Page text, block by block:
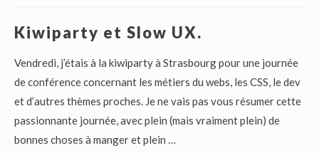
Kiwiparty et Slow UX.
Vendredi, j’étais à la kiwiparty à Strasbourg pour une journée
de conférence concernant les métiers du webs, les CSS, le dev
et d’autres thèmes proches. Je ne vais pas vous résumer cette
passionnante journée, avec plein (mais vraiment plein) de
bonnes choses à manger et plein …